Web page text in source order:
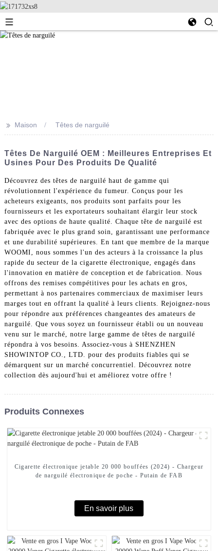
>> Maison Têtes de narguilé
Têtes De Narguilé OEM : Meilleures Entreprises Et
Usines Pour Des Produits De Qualité
Découvrez des têtes de narguilé haut de gamme qui
révolutionnent l'expérience du fumeur. Conçus pour les
acheteurs exigeants, nos produits sont parfaits pour les
fournisseurs et les exportateurs souhaitant élargir leur stock
avec des options de haute qualité. Chaque tête de narguilé est
fabriquée avec le plus grand soin, garantissant une performance
et une durabilité supérieures. En tant que membre de la marque
WOOMI, nous sommes l'un des acteurs à la croissance la plus
rapide du secteur de la cigarette électronique, engagés dans
l'innovation en matière de conception et de fabrication. Nous
offrons des remises compétitives pour les achats en gros,
permettant à nos partenaires commerciaux de maximiser leurs
marges tout en offrant la qualité à leurs clients. Rejoignez-nous
pour répondre aux préférences changeantes des amateurs de
narguilé. Que vous soyez un fournisseur établi ou un nouveau
venu sur le marché, notre large gamme de têtes de narguilé
répondra à vos besoins. Associez-vous à SHENZHEN
SHOWINTOP CO., LTD. pour des produits fiables qui se
démarquent sur un marché concurrentiel. Découvrez notre
collection dès aujourd'hui et améliorez votre offre !
Produits Connexes
Cigarette électronique jetable 20 000 bouffées (2024) - Chargeur
de narguilé électronique de poche - Putain de FAB
En savoir plus